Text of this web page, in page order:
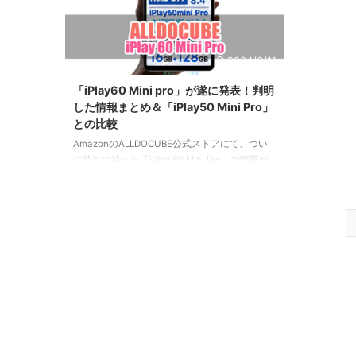
2024/6/11
「iPlay60 Mini pro」が遂に発表！判明
した情報まとめ＆「iPlay50 Mini Pro」
との比較
AmazonのALLDOCUBE公式ストアにて、つい
に待ちに待った「iPlay 60 Mini Pro」の情報が